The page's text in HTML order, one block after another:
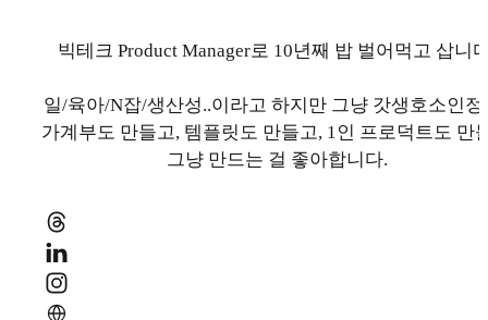
빅테크 Product Manager로 10년째 밥 벌어먹고 삽니
일/육아/N잡/생산성..이라고 하지만 그냥 갓생호소인정
가계부도 만들고, 템플릿도 만들고, 1인 프로덕트도 만
그냥 만드는 걸 좋아합니다.